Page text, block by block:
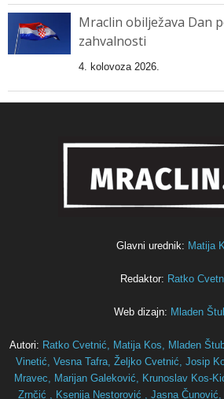
Mraclin obilježava Dan
zahvalnosti
4. kolovoza 2026.
Glavni urednik: Matija
Redaktor: Ratko
Web dizajn: Mladen
Autori: Ratko Cvetnić, Matija Kos, Mladen
Vinetić, Vesna Tafra, Željko Cvetnić, Josip
Mravec,
Marijan Galeković, Krunoslav Kos-
Zrnčić ,
Ksenija Nestorović , Jasna Čunović,